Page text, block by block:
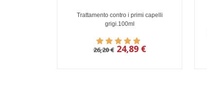
Trattamento contro i primi capelli
grigi.100ml
26,20 € 24,89 €